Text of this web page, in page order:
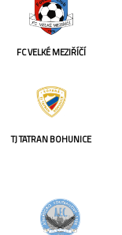
FC VELKÉ MEZIŘÍČÍ
TJ TATRAN BOHUNICE